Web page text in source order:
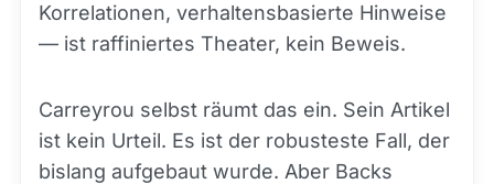
Korrelationen, verhaltensbasierte Hinweise
— ist raffiniertes Theater, kein Beweis.
Carreyrou selbst räumt das ein. Sein Artikel
ist kein Urteil. Es ist der robusteste Fall, der
bislang aufgebaut wurde. Aber Backs